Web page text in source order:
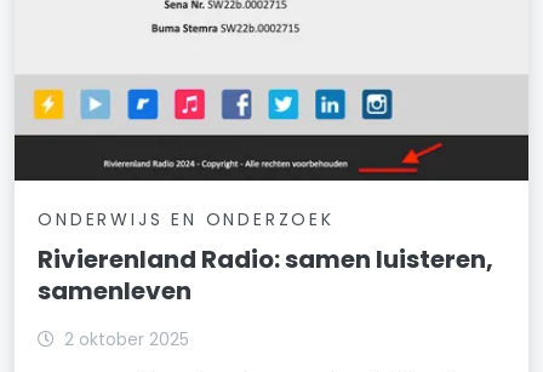
ONDERWIJS EN ONDERZOEK
Rivierenland Radio: samen luisteren,
samenleven
2 oktober 2025